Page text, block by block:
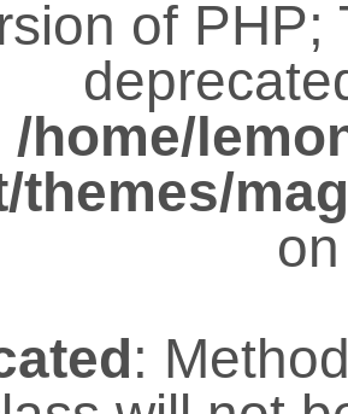
of PHP;
/home/
themes/
: